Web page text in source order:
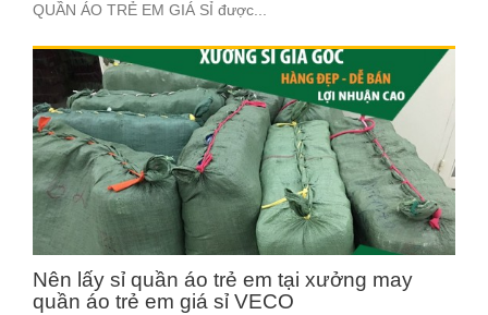
QUẦN ÁO TRẺ EM GIÁ SỈ được...
Nên lấy sỉ quần áo trẻ em tại xưởng may
quần áo trẻ em giá sỉ VECO